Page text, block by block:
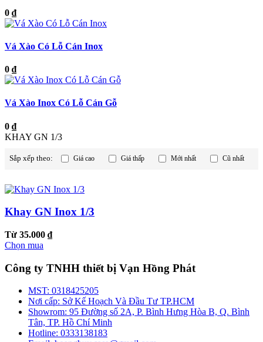
0 ₫
Vá Xào Có Lỗ Cán Inox
0 ₫
Vá Xào Inox Có Lỗ Cán Gỗ
0 ₫
KHAY GN 1/3
Sắp xếp theo: Giá cao Giá thấp Mới nhất Cũ nhất
Khay GN Inox 1/3
Từ 35.000 ₫
Chọn mua
Công ty TNHH thiết bị Vạn Hồng Phát
MST: 0318425205
Nơi cấp: Sở Kế Hoạch Và Đầu Tư TP.HCM
Showrom: 95 Đường số 2A, P. Bình Hưng Hòa B, Q. Bình
Tân, TP. Hồ Chí Minh
Hotline: 0333138183